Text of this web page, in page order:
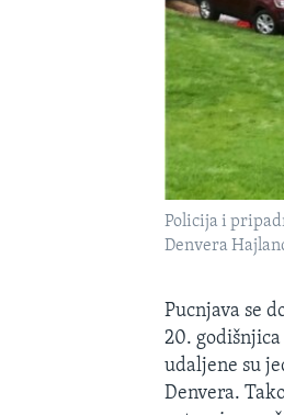
Policija i
Denvera
Pucnjava se
20.
udaljene su
Denvera.